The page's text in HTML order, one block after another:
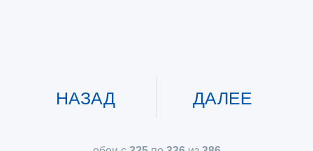
НАЗАД ДАЛЕЕ